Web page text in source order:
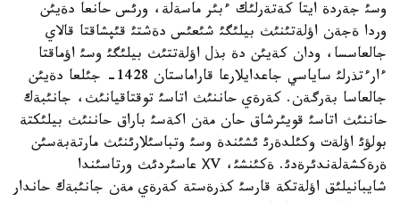
وسئ جةردة ايتا كةتةرلئك ءبئر ماسةلة، ورئس حانعا دةيئن
وردا ةجةن اؤلةتئنئث بيلئگئ شئعئس دةشتئ قئپشاقتا قالاي
جالعاسسا، ودان كةيئن دة بذل اؤلةتتئث بيلئگئ وسئ اؤماقتا
ءارءتذرلئ ساياسي جاعدايلارعا قاراماستان 1428- جئلعا دةيئن
جالعاسا بةرگةن. كةرةي حاننئث اتاسئ توقتاقيانئث، جانئبةك
حاننئث اتاسئ قويئرشاق حان مةن اكةسئ باراق حاننئث بيلئكتة
بولؤئ اؤلةت وكئلدةرئ ئشئندة وسئ وتباسئلارئنئث مارتةبةسئن
ةرةكشةلةندئرةدئ. ةكئنشئ، ХV عاسئردئث ورتاسئندا
شايبانيلئق اؤلةتكة قارسئ كذرةستة كةرةي مةن جانئبةك حاندار